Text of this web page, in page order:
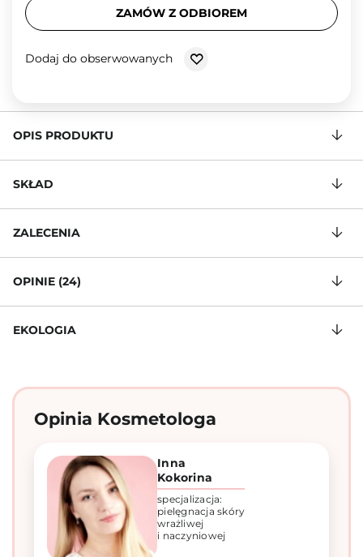
ZAMÓW Z ODBIOREM
Dodaj do obserwowanych
OPIS PRODUKTU
SKŁAD
ZALECENIA
OPINIE (24)
EKOLOGIA
Opinia Kosmetologa
Inna
Kokorina
specjalizacja:
pielęgnacja skóry
wrażliwej
i naczyniowej